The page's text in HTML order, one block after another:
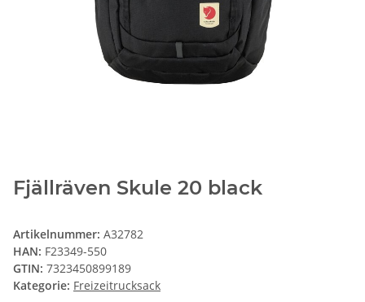
Fjällräven Skule 20 black
Artikelnummer: A32782
HAN: F23349-550
GTIN: 7323450899189
Kategorie: Freizeitrucksack